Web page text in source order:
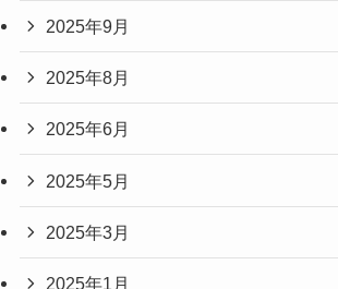
2025年9月
2025年8月
2025年6月
2025年5月
2025年3月
2025年1月